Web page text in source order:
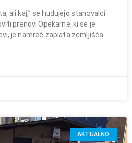
ali kaj,” se hudujejo stanovalci
prenovi Opekarne, ki se je
je namreč zaplata zemljišča
AKTUALNO